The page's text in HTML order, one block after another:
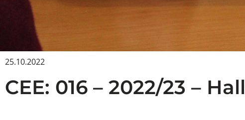
25.10.2022
CEE: 016 – 2022/23 –